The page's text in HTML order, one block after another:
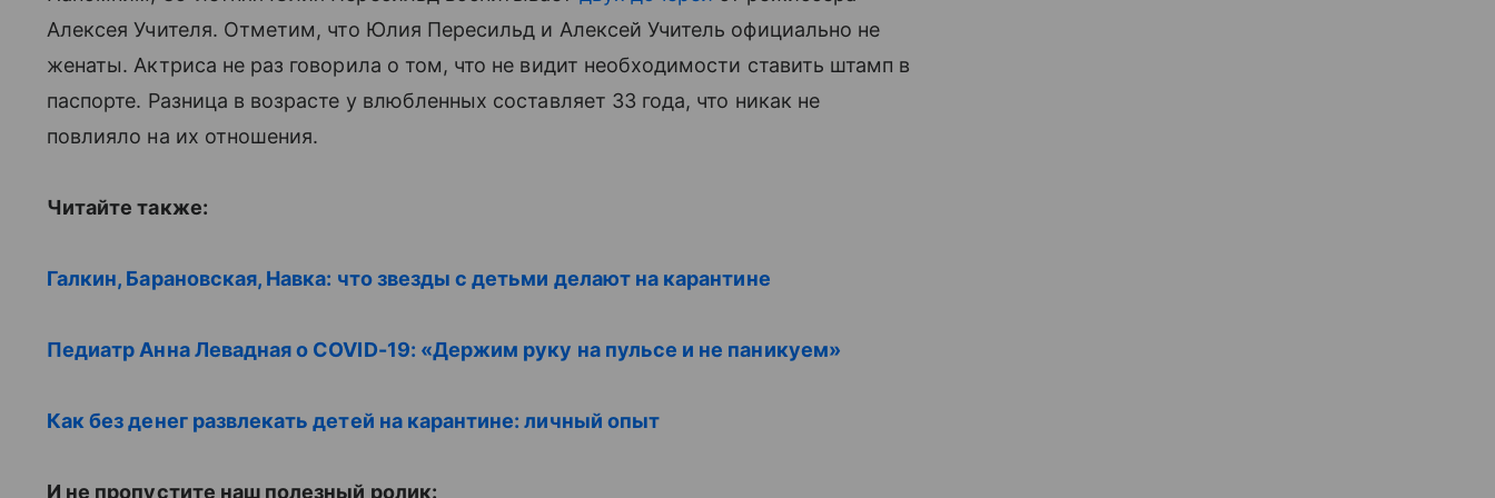
Алексея Учителя. Отметим, что Юлия Пересильд и Алексей Учитель официально не
женаты. Актриса не раз говорила о том, что не видит необходимости ставить штамп в
паспорте. Разница в возрасте у влюбленных составляет 33 года, что никак не
повлияло на их отношения.
Читайте также:
Галкин, Барановская, Навка: что звезды с детьми делают на карантине
Педиатр Анна Левадная о COVID-19: «Держим руку на пульсе и не паникуем»
Как без денег развлекать детей на карантине: личный опыт
И не пропустите наш полезный ролик: